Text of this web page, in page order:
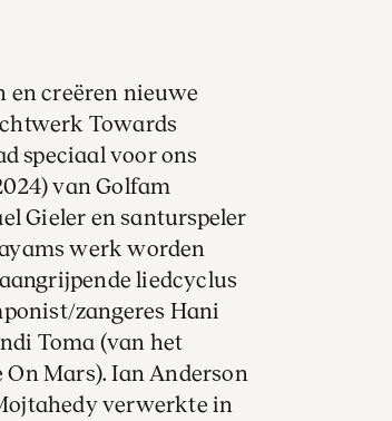
en creëren nieuwe
Towards
speciaal voor ons
van Golfam
Gieler en santurspeler
werk worden
liedcyclus
zangeres Hani
Toma (van het
Mars). Ian Anderson
verwerkte in